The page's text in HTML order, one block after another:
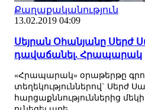
Քաղաքականություն
13.02.2019 04:09
Սեյրան Օհանյանը Սերժ
դավաճանել. Հրապարակ
«Հրապարակ» օրաթերթը
տեղեկություններով` Սերժ
հարցաքննություններից